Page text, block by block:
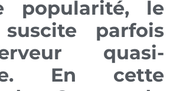
popularité, le
parfois
quasi-
En cette